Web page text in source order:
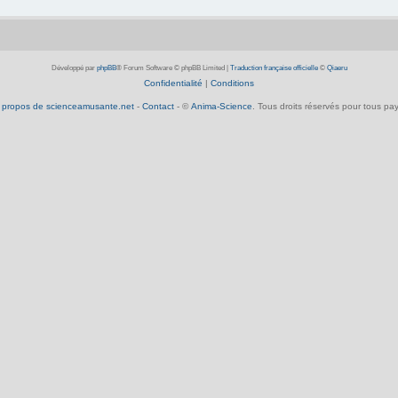
Développé par phpBB® Forum Software © phpBB Limited Traduction française officielle© Qiaeru
Confidentialité | Conditions
propos de scienceamusante.net- Contact- © Anima-Science . Tous droits réservés pour tous